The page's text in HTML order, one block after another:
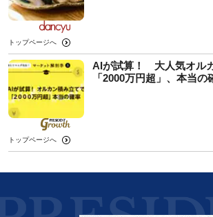
トップページへ
AIが試算！ 大人気オル
「2000万円超」、本当の
トップページへ